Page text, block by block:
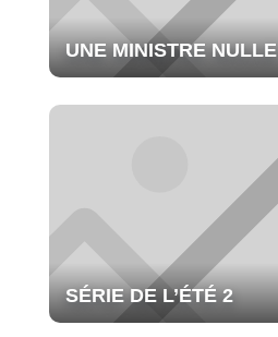
UNE MINISTRE NULLE
SÉRIE DE L’ÉTÉ 2